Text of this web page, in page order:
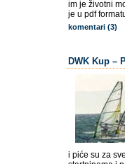
im je životni
je u pdf
komentari (3)
DWK Kup –
i piće su za